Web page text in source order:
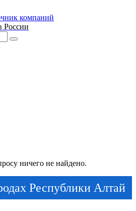
компаний
России
ничего не найдено.
Республики Алтай